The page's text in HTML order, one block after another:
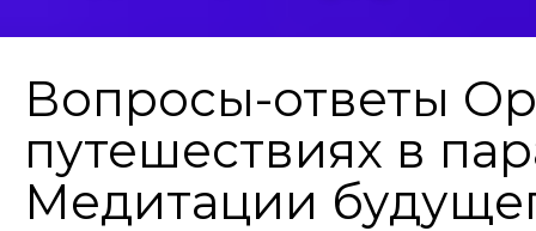
Вопросы-ответы
путешествиях в
Медитации